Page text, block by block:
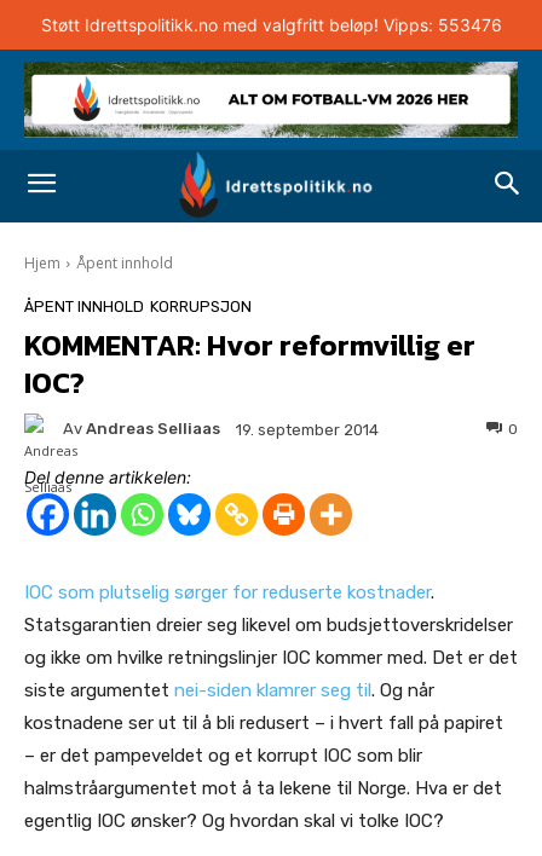
Støtt Idrettspolitikk.no med valgfritt beløp! Vipps: 553476
Hjem Åpent innhold
ÅPENT INNHOLD KORRUPSJON
KOMMENTAR: Hvor reformvillig er
IOC?
Av Andreas Selliaas 19. september 2014 0
Del denne artikkelen:
IOC som plutselig sørger for reduserte kostnader.
Statsgarantien dreier seg likevel om budsjettoverskridelser
og ikke om hvilke retningslinjer IOC kommer med. Det er det
siste argumentet nei-siden klamrer seg til. Og når
kostnadene ser ut til å bli redusert – i hvert fall på papiret
– er det pampeveldet og et korrupt IOC som blir
halmstråargumentet mot å ta lekene til Norge. Hva er det
egentlig IOC ønsker? Og hvordan skal vi tolke IOC?